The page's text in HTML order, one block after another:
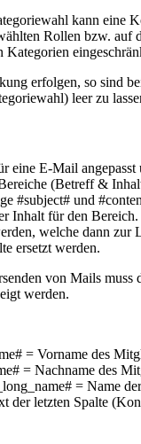
kann eine
Rollen bzw. auf
Kategorien
erfolgen, so sind
leer zu
eine E-Mail angepasst
(Betreff &
#subject# und
Inhalt für den
welche dann zur
ersetzt werden.
von Mails muss
werden.
= Vorname des
= Nachname des
= Name
der letzten Spalte